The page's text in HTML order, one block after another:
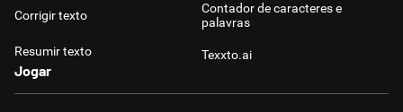
Corrigir texto
Resumir texto
Contador de caracteres e
palavras
Texxto.ai
Jogar